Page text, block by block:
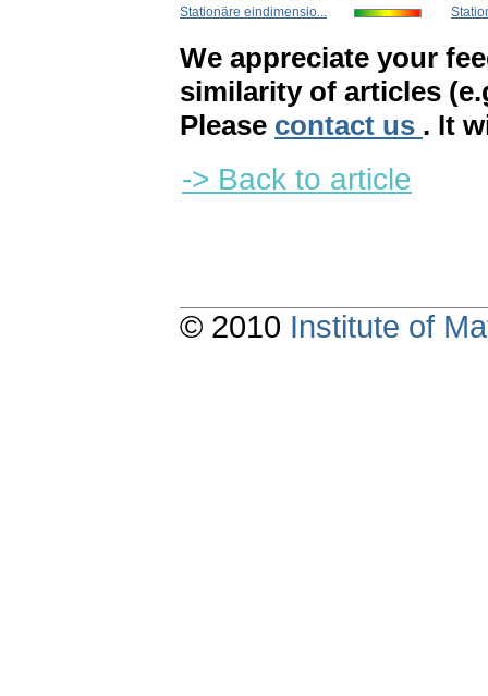
Stationäre eindimensio...
We appreciate your
similarity of articles
Please contact us . It
-> Back to article
© 2010 Institute of